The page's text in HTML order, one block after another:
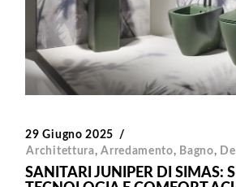
29 Giugno 2025
Architettura,Arredamento, Bagno,
SANITARI JUNIPER DI SIMAS: